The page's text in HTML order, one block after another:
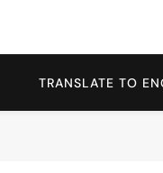
TRANSLATE TO